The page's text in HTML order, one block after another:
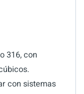
316, con
con sistemas